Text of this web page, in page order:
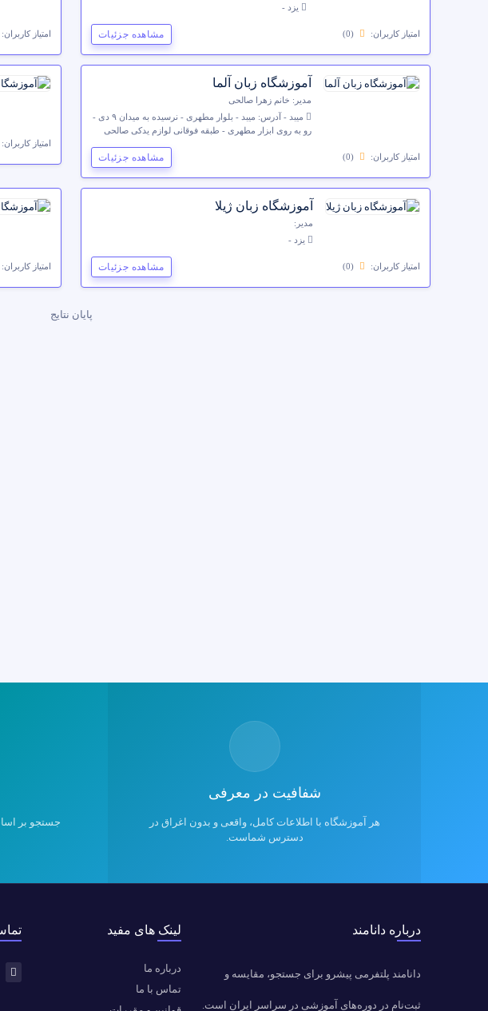
یزد -
امتیاز کاربران: (0) مشاهده جزئیات امتیاز کاربران:
آموزشگاه زبان آلما
مدیر: خانم زهرا صالحی
میبد - آدرس: میبد - بلوار مطهری - نرسیده به میدان ۹ دی -
رو به روی ابزار مطهری - طبقه فوقانی لوازم یدکی صالحی
امتیاز کاربران: (0) مشاهده جزئیات
امتیاز کاربران:
آموزشگاه زبان ژیلا
مدیر:
یزد -
امتیاز کاربران: (0) مشاهده جزئیات امتیاز کاربران:
پایان نتایج
شفافیت در معرفی
هر آموزشگاه با اطلاعات کامل، واقعی و بدون اغراق در
دسترس شماست.
جستجو بر
درباره دانامند
دانامند پلتفرمی پیشرو برای جستجو، مقایسه و
ثبت‌نام در دوره‌های آموزشی در سراسر ایران است.
لینک های مفید
درباره ما
تماس با ما